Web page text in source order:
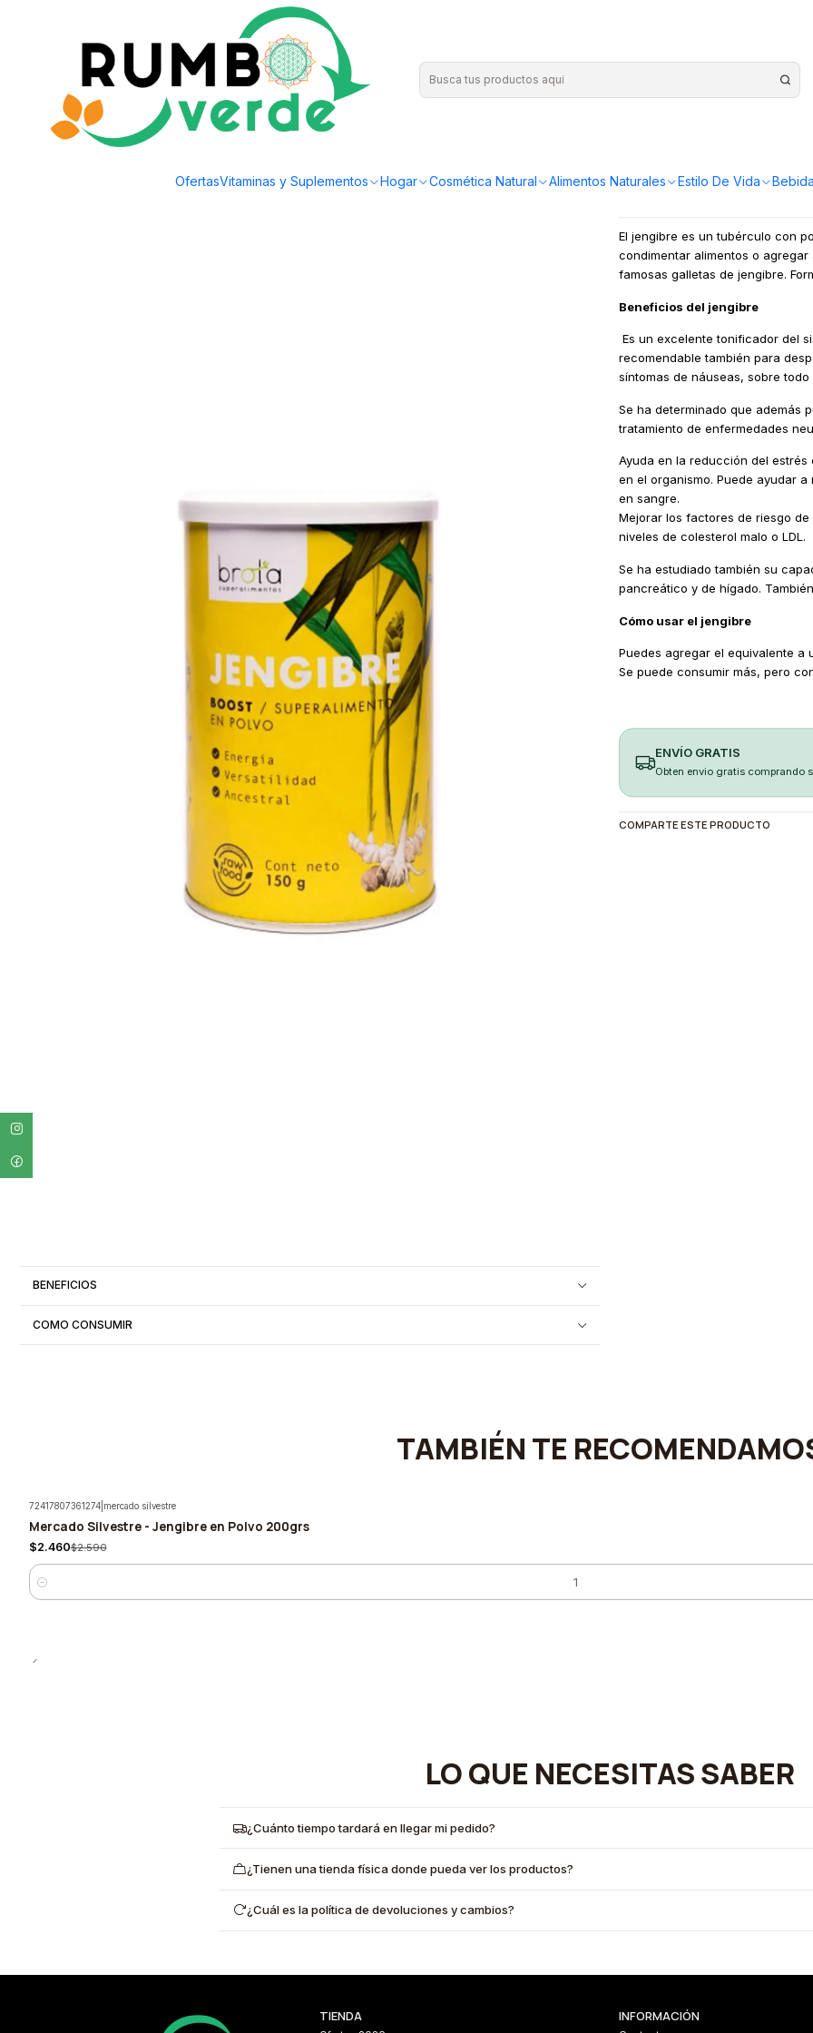
OfertasVitaminas y Suplementos Hogar Cosmética Natural Alimentos Naturales Estilo De Vida
Envío gratis por compras sobre los 59.990 en la provincia de Santiago
Alimentos Naturales Superalimentos en Polvo Jengibre 150gr Polvo Brota
BENEFICIOS
COMO CONSUMIR
¡Compra más y
El jengibre es un tubérculo con
condimentar alimentos o
famosas galletas de jengibre.
Beneficios del jengibre
Es un excelente tonificador del
recomendable también para
síntomas de náuseas, sobre
Se ha determinado que además
tratamiento de enfermedades
Ayuda en la reducción del
en el organismo. Puede ayudar
en sangre.
Mejorar los factores de riesgo
niveles de colesterol malo o LDL.
Se ha estudiado también su
pancreático y de hígado.
Cómo usar el jengibre
Puedes agregar el equivalente a
Se puede consumir más, pero
ENVÍO GRATIS
Obten envio gratis comprando
COMPARTE ESTE PRODUCTO
TAMBIÉN TE
-5%
72417807361274| mercado silvestre
Mercado Silvestre - Jengibre en Polvo 200grs
$2.460$2.590
Cantidad
LO QUE NECESITAS SABER
¿Cuánto tiempo tardará en llegar mi pedido?
¿Tienen una tienda física donde pueda ver los productos?
¿Cuál es la política de devoluciones y cambios?
TIENDA INFORMACIÓN